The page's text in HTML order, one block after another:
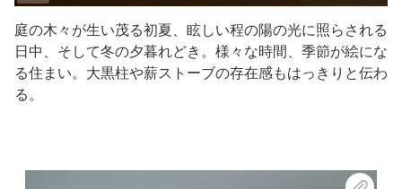
庭の木々が生い茂る初夏、眩しい程の陽の光に照らされる
日中、そして冬の夕暮れどき。様々な時間、季節が絵にな
る住まい。大黒柱や薪ストーブの存在感もはっきりと伝わ
る。